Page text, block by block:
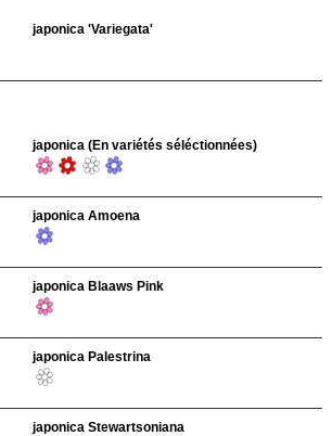
japonica 'Variegata'
japonica (En variétés séléctionnées)
japonica Amoena
japonica Blaaws Pink
japonica Palestrina
japonica Stewartsoniana